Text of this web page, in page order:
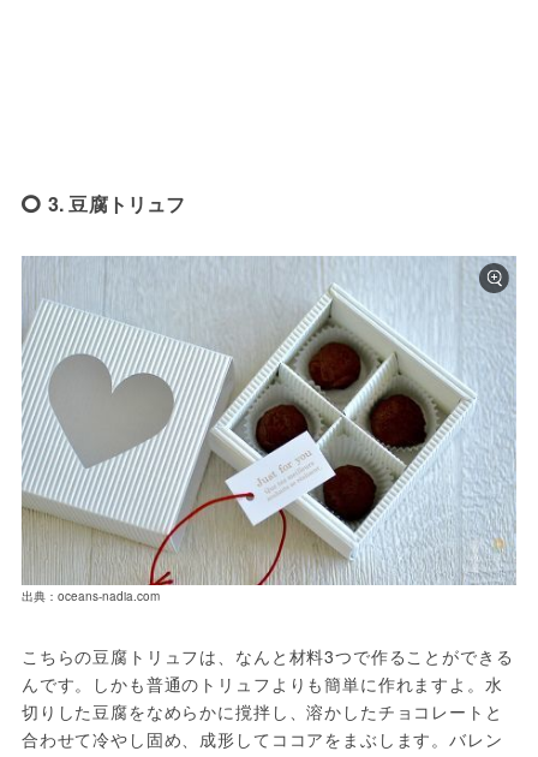
3. 豆腐トリュフ
出典：oceans-nadia.com
こちらの豆腐トリュフは、なんと材料3つで作ることができる
んです。しかも普通のトリュフよりも簡単に作れますよ。水
切りした豆腐をなめらかに撹拌し、溶かしたチョコレートと
合わせて冷やし固め、成形してココアをまぶします。バレン